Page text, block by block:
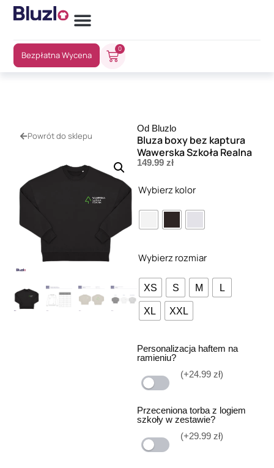
Bezpłatna Wycena
0
Powrót do sklepu
Od Bluzlo
Bluza boxy bez kaptura
Wawerska Szkoła Realna
149.99 zł
Wybierz kolor
Wybierz rozmiar
XS S M L
XL XXL
Personalizacja haftem na
ramieniu?
(+24.99 zł)
Przeceniona torba z logiem
szkoły w zestawie?
(+29.99 zł)